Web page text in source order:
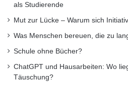
als Studierende
Mut zur Lücke – Warum sich
Was Menschen bereuen, die zu
Schule ohne Bücher?
ChatGPT und Hausarbeiten: Wo
Täuschung?